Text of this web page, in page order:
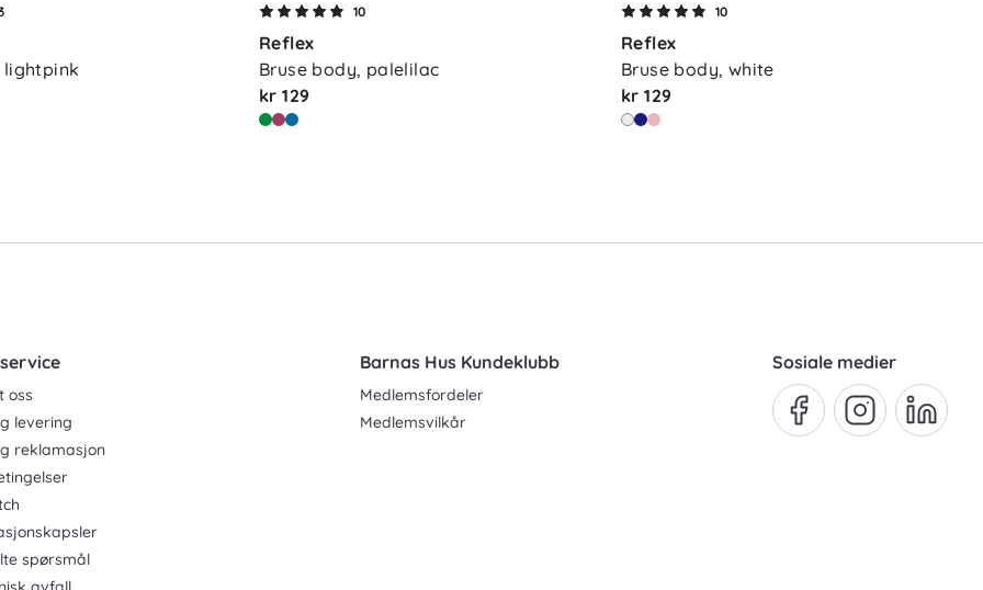
lightpink
10
Reflex
Bruse body, palelilac
kr 129
10
Reflex
Bruse body, white
kr 129
oss
levering
reklamasjon
spørsmål
Barnas Hus Kundeklubb
Medlemsfordeler
Medlemsvilkår
Sosiale medier